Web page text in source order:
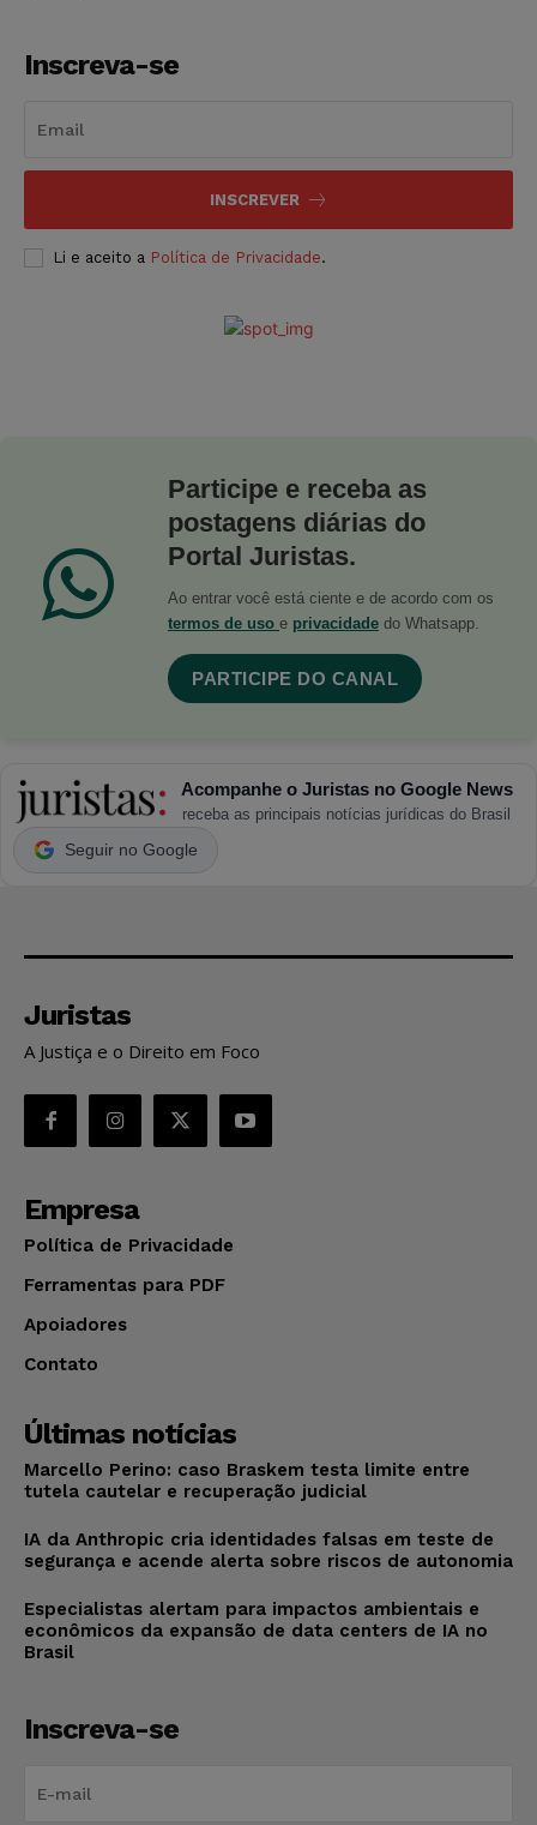
Inscreva-se
INSCREVER
Li e aceito a Política de Privacidade.
Participe e receba as
postagens diárias do
Portal Juristas.
Ao entrar você está ciente e de acordo com os
termos de uso e privacidade do Whatsapp.
PARTICIPE DO CANAL
Acompanhe o Juristas no Google News
receba as principais notícias jurídicas do Brasil
Seguir no Google
Juristas
A Justiça e o Direito em Foco
Empresa
Política de Privacidade
Ferramentas para PDF
Apoiadores
Contato
Últimas notícias
Marcello Perino: caso Braskem testa limite entre
tutela cautelar e recuperação judicial
IA da Anthropic cria identidades falsas em teste de
segurança e acende alerta sobre riscos de autonomia
Especialistas alertam para impactos ambientais e
econômicos da expansão de data centers de IA no
Brasil
Inscreva-se